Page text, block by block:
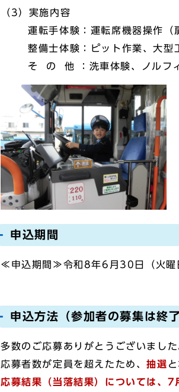
（3）実施内容
運転手体験：運転席機器操作（扉
整備士体験：ピット作業、大型工
そ の 他 ：洗車体験、ノルフィ
申込期間
≪申込期間≫令和8年6月30日（火曜
申込方法（参加者の募集は終
多数のご応募ありがとうございました
応募者数が定員を超えたため、抽選
応募結果（当落結果）については、